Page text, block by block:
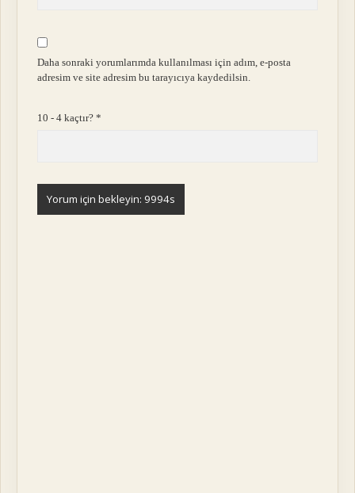
Daha sonraki yorumlarımda kullanılması için adım, e-posta
adresim ve site adresim bu tarayıcıya kaydedilsin.
10 - 4 kaçtır?*